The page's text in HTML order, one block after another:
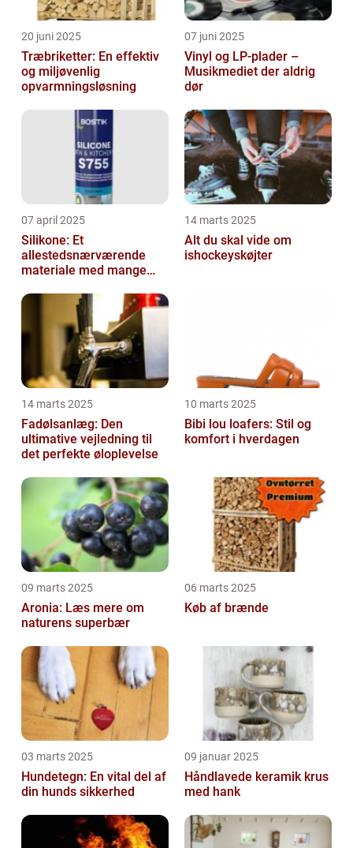
20 juni 2025
Træbriketter: En effektiv
og miljøvenlig
opvarmningsløsning
07 juni 2025
Vinyl og LP-plader –
Musikmediet der aldrig
dør
07 april 2025
Silikone: Et
allestedsnærværende
materiale med mange
14 marts 2025
Alt du skal vide om
ishockeyskøjter
14 marts 2025
Fadølsanlæg: Den
ultimative vejledning til
det perfekte øloplevelse
10 marts 2025
Bibi lou loafers: Stil og
komfort i hverdagen
09 marts 2025
Aronia: Læs mere om
naturens superbær
06 marts 2025
Køb af brænde
03 marts 2025
Hundetegn: En vital del af
din hunds sikkerhed
09 januar 2025
Håndlavede keramik krus
med hank